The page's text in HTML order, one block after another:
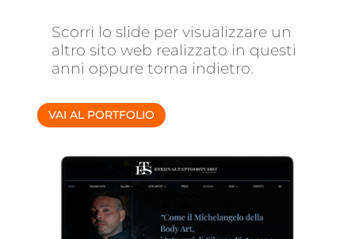
Scorri lo slide per visualizzare un
altro sito web realizzato in questi
anni oppure torna indietro.
VAI AL PORTFOLIO